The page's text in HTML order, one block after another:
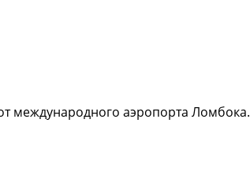
международного аэропорта Ломбока.